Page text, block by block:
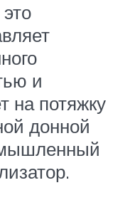
и
на потяжку
донной